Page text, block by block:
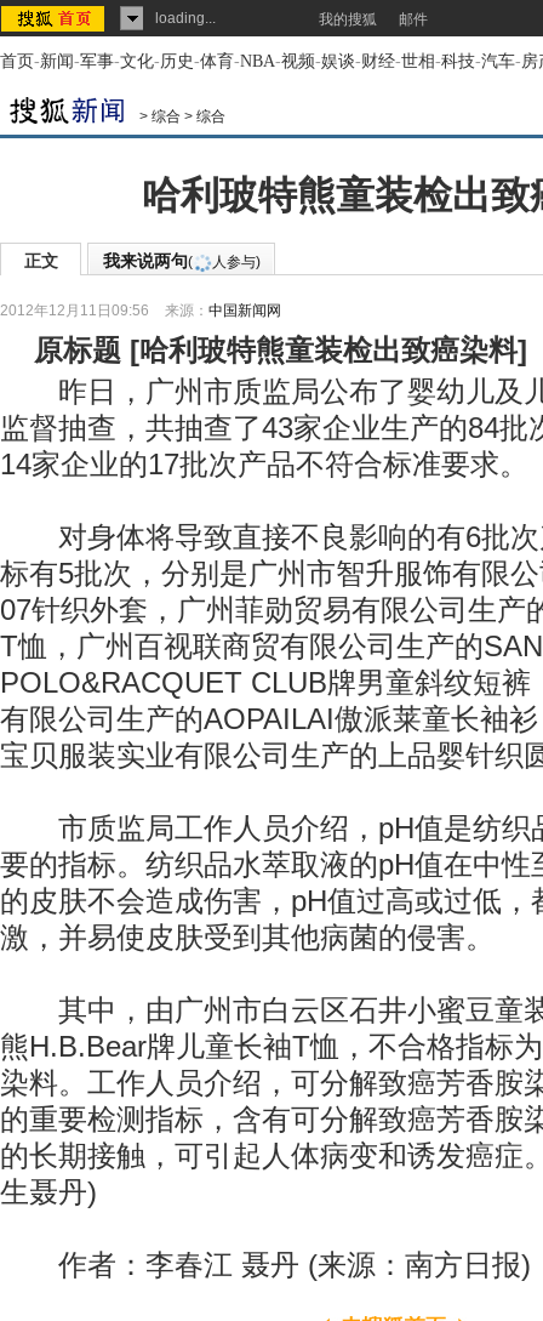
loading... 我的搜狐 邮件
首页-新闻-军事-文化-历史-体育-NBA-视频-娱谈-财经-世相-科技-汽车-房
> 综合 > 综合
哈利玻特熊童装检出致
正文 我来说两句( 人参与)
2012年12月11日09:56 来源： 中国新闻网
原标题 [哈利玻特熊童装检出致癌染料]
昨日，广州市质监局公布了婴幼儿及
监督抽查，共抽查了43家企业生产的84批
14家企业的17批次产品不符合标准要求。
对身体将导致直接不良影响的有6批次
标有5批次，分别是广州市智升服饰有限
07针织外套，广州菲勋贸易有限公司生产
T恤，广州百视联商贸有限公司生产的
POLO&RACQUET CLUB牌男童斜纹短裤
有限公司生产的AOPAILAI傲派莱童长袖
宝贝服装实业有限公司生产的上品婴针织
市质监局工作人员介绍，pH值是纺织
要的指标。纺织品水萃取液的pH值在中性
的皮肤不会造成伤害，pH值过高或过低，
激，并易使皮肤受到其他病菌的侵害。
其中，由广州市白云区石井小蜜豆童
熊H.B.Bear牌儿童长袖T恤，不合格指标
染料。工作人员介绍，可分解致癌芳香胺
的重要检测指标，含有可分解致癌芳香胺
的长期接触，可引起人体病变和诱发癌症
生聂丹)
作者：李春江 聂丹 (来源：南方日报)